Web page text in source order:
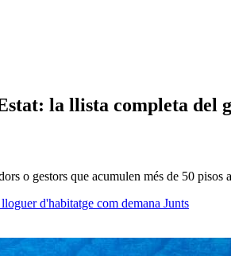
la llista completa del
o gestors que acumulen més de 50 pisos
d'habitatge com demana Junts